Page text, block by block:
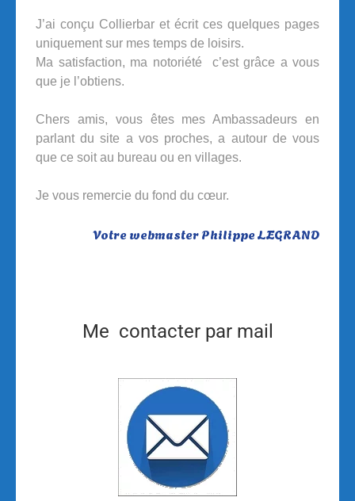
J’ai conçu Collierbar et écrit ces quelques pages
uniquement sur mes temps de loisirs.
Ma satisfaction, ma notoriété c’est grâce a vous
que je l’obtiens.
Chers amis, vous êtes mes Ambassadeurs en
parlant du site a vos proches, a autour de vous
que ce soit au bureau ou en villages.
Je vous remercie du fond du cœur.
Votre webmaster Philippe LEGRAND
Me contacter par mail